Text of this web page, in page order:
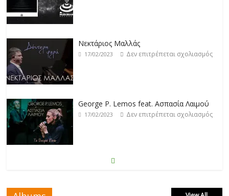
Νεκτάριος Μαλλάς
17/02/2023 Δεν επιτρέπεται σχολιασμός
George P. Lemos feat. Ασπασία Λαιμού
17/02/2023 Δεν επιτρέπεται σχολιασμός
Μάριος Δαρβίρας